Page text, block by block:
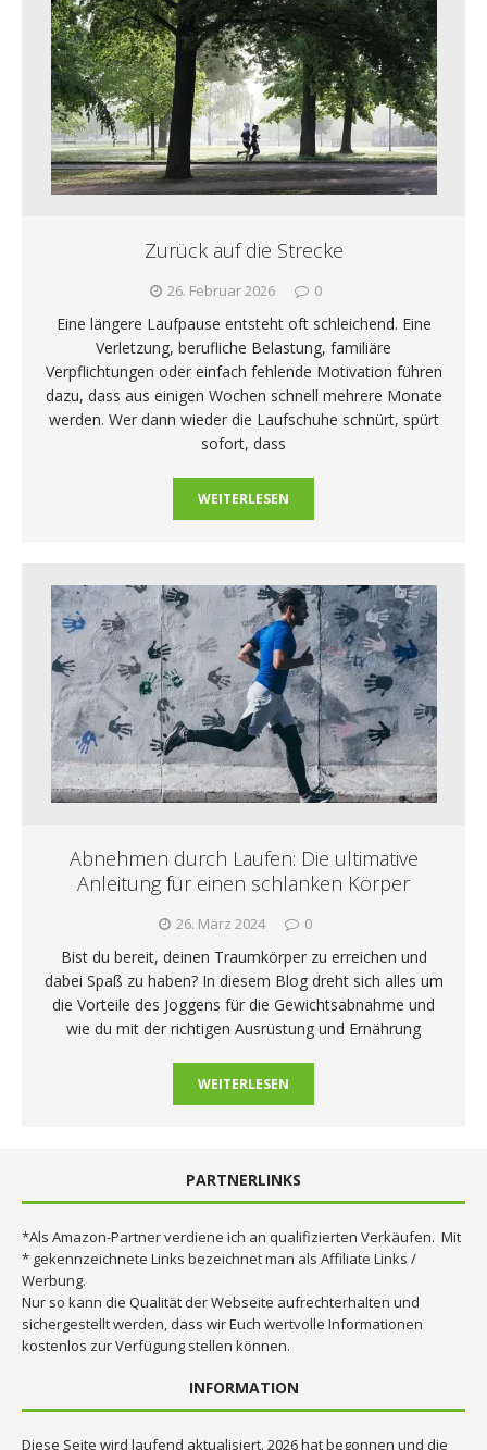
Zurück auf die Strecke
26. Februar 2026 0
Eine längere Laufpause entsteht oft schleichend. Eine
Verletzung, berufliche Belastung, familiäre
Verpflichtungen oder einfach fehlende Motivation führen
dazu, dass aus einigen Wochen schnell mehrere Monate
werden. Wer dann wieder die Laufschuhe schnürt, spürt
sofort, dass
WEITERLESEN
Abnehmen durch Laufen: Die ultimative
Anleitung für einen schlanken Körper
26. März 2024 0
Bist du bereit, deinen Traumkörper zu erreichen und
dabei Spaß zu haben? In diesem Blog dreht sich alles um
die Vorteile des Joggens für die Gewichtsabnahme und
wie du mit der richtigen Ausrüstung und Ernährung
WEITERLESEN
PARTNERLINKS
*Als Amazon-Partner verdiene ich an qualifizierten Verkäufen. Mit
* gekennzeichnete Links bezeichnet man als Affiliate Links /
Werbung.
Nur so kann die Qualität der Webseite aufrechterhalten und
sichergestellt werden, dass wir Euch wertvolle Informationen
kostenlos zur Verfügung stellen können.
INFORMATION
Diese Seite wird laufend aktualisiert. 2026 hat begonnen und die